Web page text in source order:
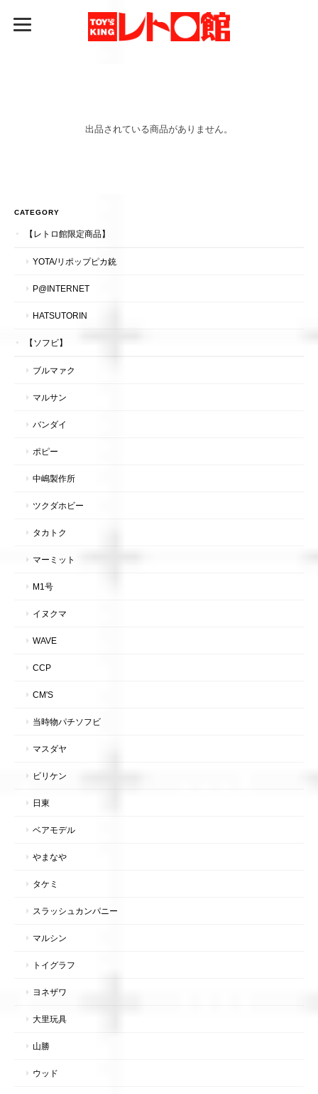
出品されている商品がありません。
CATEGORY
【レトロ館限定商品】
YOTA/リポップピカ銃
P@INTERNET
HATSUTORIN
【ソフビ】
ブルマァク
マルサン
バンダイ
ポピー
中嶋製作所
ツクダホビー
タカトク
マーミット
M1号
イヌクマ
WAVE
CCP
CM'S
当時物パチソフビ
マスダヤ
ビリケン
日東
ベアモデル
やまなや
タケミ
スラッシュカンパニー
マルシン
トイグラフ
ヨネザワ
大里玩具
山勝
ウッド